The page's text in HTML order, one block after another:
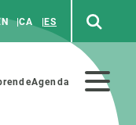
CA ES
Agenda